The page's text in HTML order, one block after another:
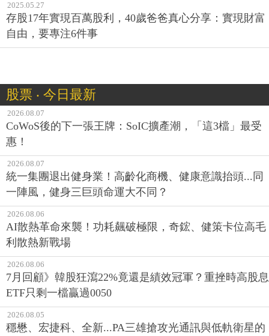
2025.05.27
存股17年實現百萬股利，40歲爸爸真心分享：實現財富
自由，要專注6件事
股票 ‧ 今日最新
2026.08.07
CoWoS後的下一張王牌：SoIC擴產潮，「這3檔」最受
惠！
2026.08.07
統一集團退出健身業！高齡化商機、健康意識抬頭...同
一陣風，健身三巨頭命運大不同？
2026.08.06
AI散熱革命來襲！功耗飆破極限，奇鋐、健策卡位高毛
利散熱新戰場
2026.08.06
7月回顧》韓股狂瀉22%竟還是績效冠軍？重挫時高股息
ETF只剩一檔贏過0050
2026.08.05
穩懋、宏捷科、全新...PA三雄搶攻光通訊與低軌衛星的